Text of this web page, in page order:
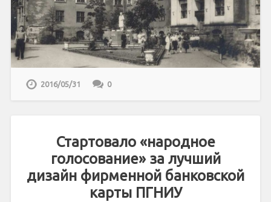
2016/05/31 0
Стартовало «народное
голосование» за лучший
дизайн фирменной банковской
карты ПГНИУ